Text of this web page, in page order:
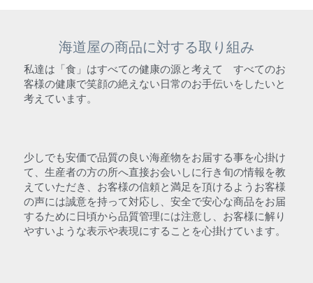
海道屋の商品に対する取り組み
私達は「食」はすべての健康の源と考えて　すべてのお
客様の健康で笑顔の絶えない日常のお手伝いをしたいと
考えています。
少しでも安価で品質の良い海産物をお届する事を心掛け
て、生産者の方の所へ直接お会いしに行き旬の情報を教
えていただき、お客様の信頼と満足を頂けるようお客様
の声には誠意を持って対応し、安全で安心な商品をお届
するために日頃から品質管理には注意し、お客様に解り
やすいような表示や表現にすることを心掛けています。